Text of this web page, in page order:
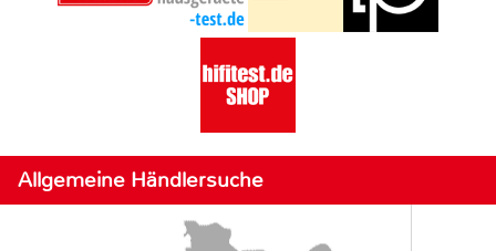
Allgemeine Händlersuche